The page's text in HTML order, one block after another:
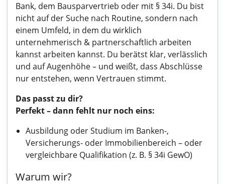
Bank, dem Bausparvertrieb oder mit § 34i. Du bist
nicht auf der Suche nach Routine, sondern nach
einem Umfeld, in dem du wirklich
unternehmerisch & partnerschaftlich arbeiten
kannst arbeiten kannst. Du berätst klar, verlässlich
und auf Augenhöhe – und weißt, dass Abschlüsse
nur entstehen, wenn Vertrauen stimmt.
Das passt zu dir?
Perfekt – dann fehlt nur noch eins:
Ausbildung oder Studium im Banken-,
Versicherungs- oder Immobilienbereich – oder
vergleichbare Qualifikation (z. B. § 34i GewO)
Warum wir?